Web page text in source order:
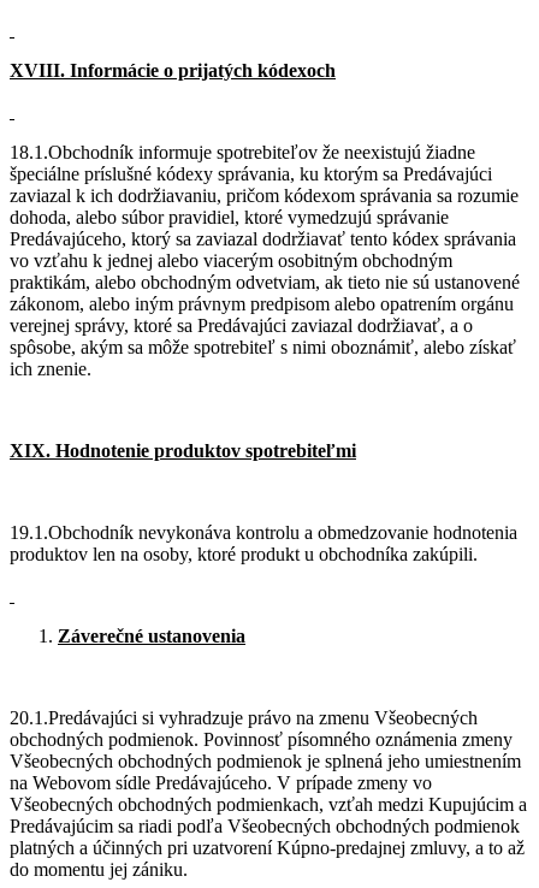
XVIII. Informácie o prijatých kódexoch
18.1.Obchodník informuje spotrebiteľov že neexistujú žiadne
špeciálne príslušné kódexy správania, ku ktorým sa Predávajúci
zaviazal k ich dodržiavaniu, pričom kódexom správania sa rozumie
dohoda, alebo súbor pravidiel, ktoré vymedzujú správanie
Predávajúceho, ktorý sa zaviazal dodržiavať tento kódex správania
vo vzťahu k jednej alebo viacerým osobitným obchodným
praktikám, alebo obchodným odvetviam, ak tieto nie sú ustanovené
zákonom, alebo iným právnym predpisom alebo opatrením orgánu
verejnej správy, ktoré sa Predávajúci zaviazal dodržiavať, a o
spôsobe, akým sa môže spotrebiteľ s nimi oboznámiť, alebo získať
ich znenie.
XIX. Hodnotenie produktov spotrebiteľmi
19.1.Obchodník nevykonáva kontrolu a obmedzovanie hodnotenia
produktov len na osoby, ktoré produkt u obchodníka zakúpili.
Záverečné ustanovenia
20.1.Predávajúci si vyhradzuje právo na zmenu Všeobecných
obchodných podmienok. Povinnosť písomného oznámenia zmeny
Všeobecných obchodných podmienok je splnená jeho umiestnením
na Webovom sídle Predávajúceho. V prípade zmeny vo
Všeobecných obchodných podmienkach, vzťah medzi Kupujúcim a
Predávajúcim sa riadi podľa Všeobecných obchodných podmienok
platných a účinných pri uzatvorení Kúpno-predajnej zmluvy, a to až
do momentu jej zániku.